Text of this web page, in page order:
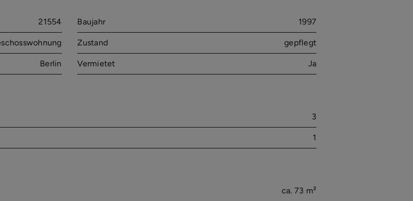
21554
Berlin
Baujahr 1997
Zustand gepflegt
Vermietet Ja
3
1
ca. 73 m²